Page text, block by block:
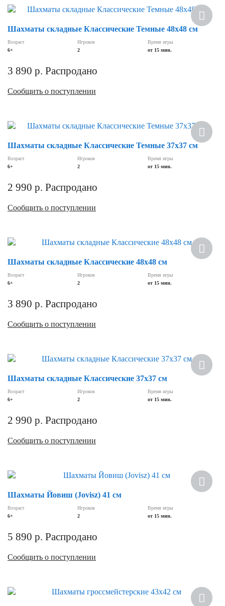
Шахматы складные Классические Темные 48х48 см
Возраст
6+
Игроков
2
Время игры
от 15 мин.
3 890 р. Распродано
Сообщить о поступлении
Хит
Шахматы складные Классические Темные 37х37 см
Возраст
6+
Игроков
2
Время игры
от 15 мин.
2 990 р. Распродано
Сообщить о поступлении
Хит
Шахматы складные Классические 48х48 см
Возраст
6+
Игроков
2
Время игры
от 15 мин.
3 890 р. Распродано
Сообщить о поступлении
Хит
Шахматы складные Классические 37х37 см
Возраст
6+
Игроков
2
Время игры
от 15 мин.
2 990 р. Распродано
Сообщить о поступлении
Шахматы Йовиш (Jovisz) 41 см
Возраст
6+
Игроков
2
Время игры
от 15 мин.
5 890 р. Распродано
Сообщить о поступлении
Хит